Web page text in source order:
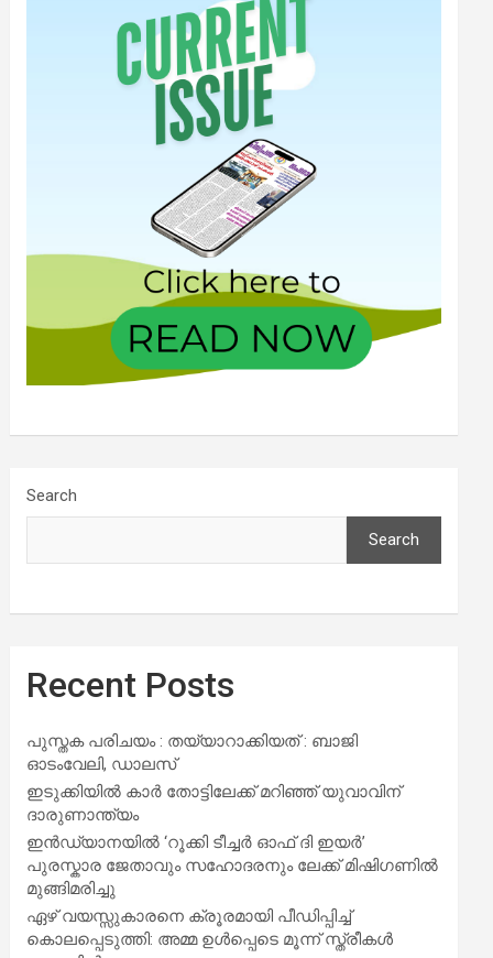
Search
Search
Recent Posts
പുസ്തക പരിചയം : തയ്യാറാക്കിയത് : ബാജി
ഓടംവേലി, ഡാലസ്
ഇടുക്കിയിൽ കാർ തോട്ടിലേക്ക് മറിഞ്ഞ് യുവാവിന്
ദാരുണാന്ത്യം
ഇൻഡ്യാനയിൽ ‘റൂക്കി ടീച്ചർ ഓഫ് ദി ഇയർ’
പുരസ്കാര ജേതാവും സഹോദരനും ലേക്ക് മിഷിഗണിൽ
മുങ്ങിമരിച്ചു
ഏഴ് വയസ്സുകാരനെ ക്രൂരമായി പീഡിപ്പിച്ച്
കൊലപ്പെടുത്തി: അമ്മ ഉൾപ്പെടെ മൂന്ന് സ്ത്രീകൾ